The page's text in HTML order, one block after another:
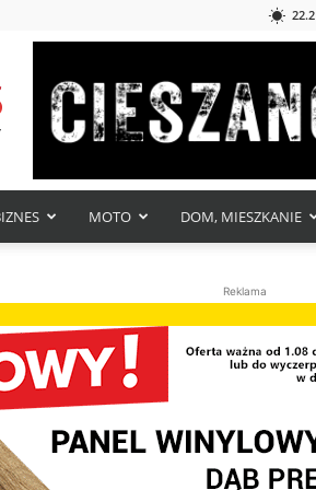
22.2
MOTO DOM, MIESZKANIE
Reklama